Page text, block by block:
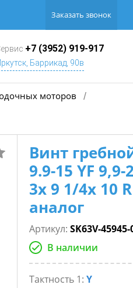
Заказать звонок
+7 (3952) 919-917
Баррикад, 90в
моторов
/
Винт
9.9-15 YF
3х 9 1/4x 10
аналог
Артикул: SK63V-45945-
В наличии
Тактность 1: Y